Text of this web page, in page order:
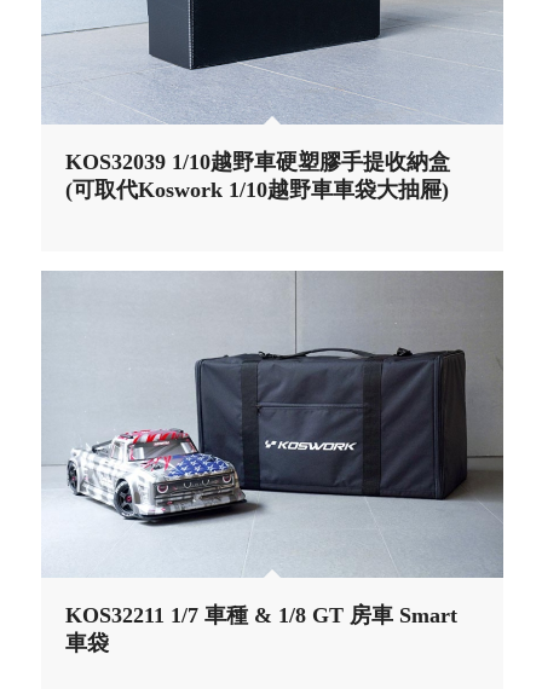
KOS32039 1/10越野車硬塑膠手提收納盒
(可取代Koswork 1/10越野車車袋大抽屜)
KOS32211 1/7 車種 & 1/8 GT 房車 Smart
車袋